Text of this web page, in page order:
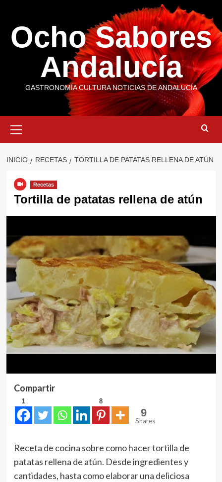
contenido
Ocho Sabores
Andalucía
GASTRONOMÍA CULTURA NOTICIAS DE ANDALUCÍA
primario
INICIO RECETAS TORTILLA DE PATATAS RELLENA DE ATÚN
Recetas
Tortilla de patatas rellena de atún
Compartir
1 8
9
Shares
Receta de cocina sobre como hacer tortilla de
patatas rellena de atún. Desde ingredientes y
cantidades, hasta como elaborar una deliciosa